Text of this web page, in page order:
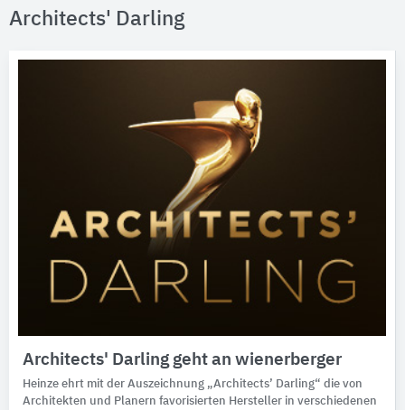
Architects' Darling
Architects' Darling geht an wienerberger
Heinze ehrt mit der Auszeichnung „Architects’ Darling“ die von
Architekten und Planern favorisierten Hersteller in verschiedenen